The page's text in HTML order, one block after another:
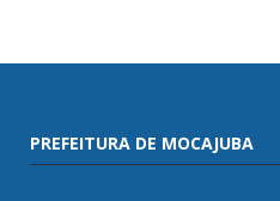
PREFEITURA DE MOCAJUBA